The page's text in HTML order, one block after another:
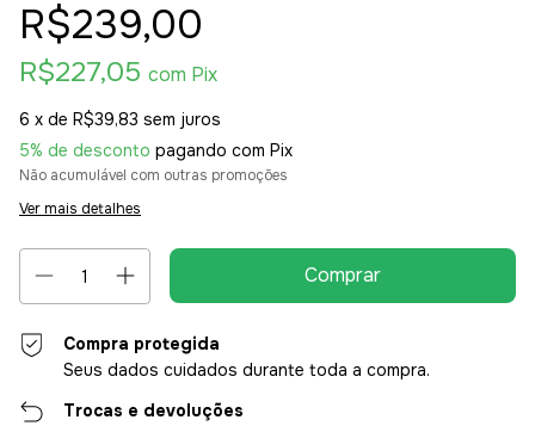
R$239,00
R$227,05 com Pix
6 x de R$39,83 sem juros
5% de desconto pagando com Pix
Não acumulável com outras promoções
Ver mais detalhes
Compra protegida
Seus dados cuidados durante toda a compra.
Trocas e devoluções